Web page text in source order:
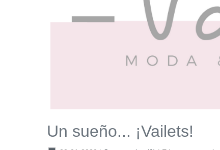
Un sueño... ¡Vailets!